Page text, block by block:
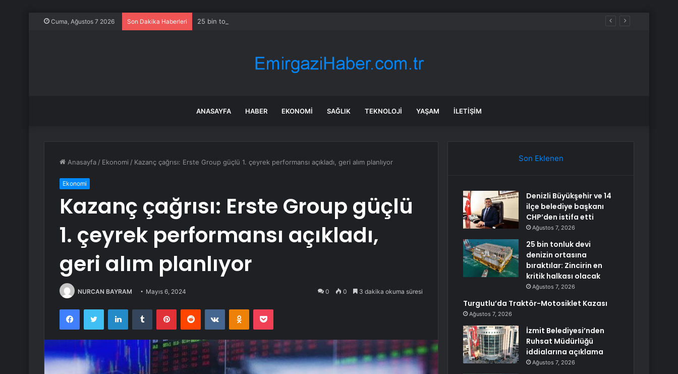
Cuma, Ağustos 7 2026 Son Dakika Haberleri 25 bin tonluk devi denizin ortasına bıraktılar: Zincirin en kritik halkası olacak
ANASAYFA HABER EKONOMI SAĞLIK TEKNOLOJI YAŞAM İLETIŞIM
Anasayfa / Ekonomi / Kazanç çağrısı: Erste Group güçlü 1. çeyrek performansı açıkladı, geri alım planlıyor
Ekonomi
Kazanç çağrısı: Erste Group güçlü
1. çeyrek performansı açıkladı,
geri alım planlıyor
NURCAN BAYRAM Mayıs 6, 2024 0 0 3 dakika okuma süresi
FacebookTwitter LinkedInTumblr PinterestReddit VKontakteOdnoklassniki
Pocket
Son Eklenen
Denizli Büyükşehir ve 14
ilçe belediye başkanı
CHP’den istifa etti
Ağustos 7, 2026
25 bin tonluk devi
denizin ortasına
bıraktılar: Zincirin en
kritik halkası olacak
Ağustos 7, 2026
Turgutlu’da Traktör-Motosiklet Kazası
Ağustos 7, 2026
İzmit Belediyesi’nden
Ruhsat Müdürlüğü
iddialarına açıklama
Ağustos 7, 2026